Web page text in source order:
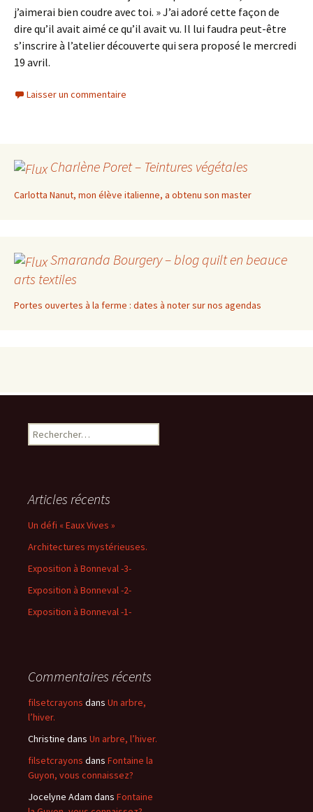
j’aimerai bien coudre avec toi. » J’ai adoré cette façon de
dire qu’il avait aimé ce qu’il avait vu. Il lui faudra peut-être
s’inscrire à l’atelier découverte qui sera proposé le mercredi
19 avril.
Laisser un commentaire
Charlène Poret – Teintures végétales
Carlotta Nanut, mon élève italienne, a obtenu son master
Smaranda Bourgery – blog quilt en beauce
arts textiles
Portes ouvertes à la ferme : dates à noter sur nos agendas
Rechercher :
Articles récents
Un défi « Eaux Vives »
Architectures mystérieuses.
Exposition à Bonneval -3-
Exposition à Bonneval -2-
Exposition à Bonneval -1-
Commentaires récents
filsetcrayons dans Un arbre,
l’hiver.
Christine dans Un arbre, l’hiver.
filsetcrayons dans Fontaine la
Guyon, vous connaissez?
Jocelyne Adam dans Fontaine